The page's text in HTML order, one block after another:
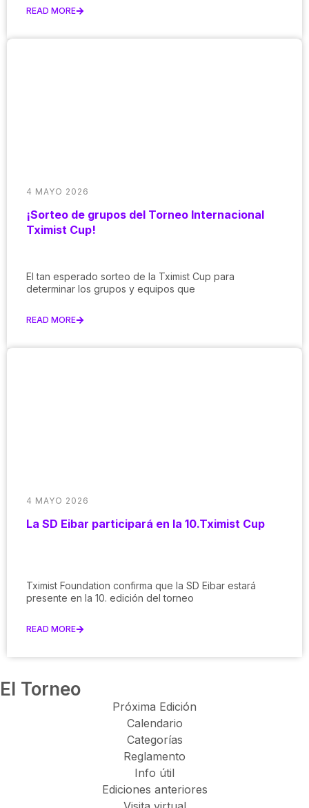
READ MORE
4 MAYO 2026
¡Sorteo de grupos del Torneo Internacional
Tximist Cup!
El tan esperado sorteo de la Tximist Cup para
determinar los grupos y equipos que
READ MORE
4 MAYO 2026
La SD Eibar participará en la 10.Tximist Cup
Tximist Foundation confirma que la SD Eibar estará
presente en la 10. edición del torneo
READ MORE
El Torneo
Próxima Edición
Calendario
Categorías
Reglamento
Info útil
Ediciones anteriores